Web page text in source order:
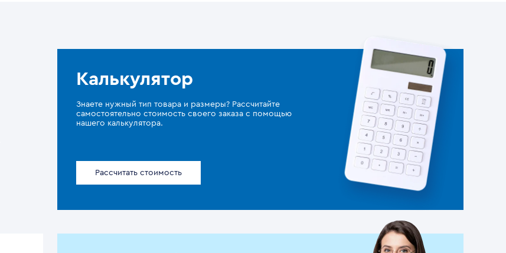
Калькулятор
Знаете нужный тип товара и размеры? Рассчитайте
самостоятельно стоимость своего заказа с помощью
нашего калькулятора.
Рассчитать стоимость